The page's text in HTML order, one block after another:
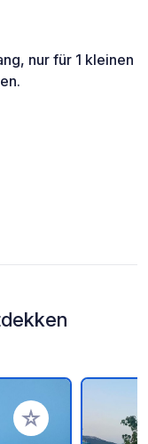
nur für 1 kleinen